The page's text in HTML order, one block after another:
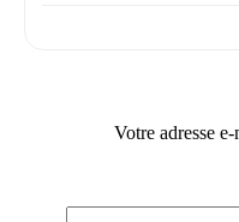
Votre adresse